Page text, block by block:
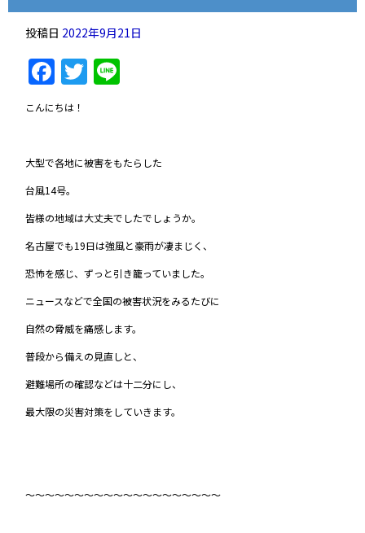
投稿日 2022年9月21日
Facebook
Twitter
こんにちは！
大型で各地に被害をもたらした
台風14号。
皆様の地域は大丈夫でしたでしょうか。
名古屋でも19日は強風と豪雨が凄まじく、
恐怖を感じ、ずっと引き籠っていました。
ニュースなどで全国の被害状況をみるたびに
自然の脅威を痛感します。
普段から備えの見直しと、
避難場所の確認などは十二分にし、
最大限の災害対策をしていきます。
～～～～～～～～～～～～～～～～～～～～